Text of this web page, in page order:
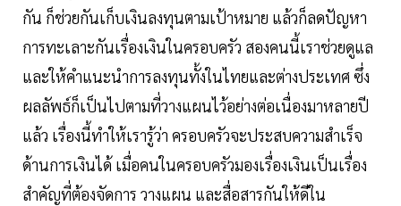
กัน ก็ช่วยกันเก็บเงินลงทุนตามเป้าหมาย แล้วก็ลดปัญหา
การทะเลาะกันเรื่องเงินในครอบครัว สองคนนี้เราช่วยดูแล
และให้คำแนะนำการลงทุนทั้งในไทยและต่างประเทศ ซึ่ง
ผลลัพธ์ก็เป็นไปตามที่วางแผนไว้อย่างต่อเนื่องมาหลายปี
แล้ว เรื่องนี้ทำให้เรารู้ว่า ครอบครัวจะประสบความสำเร็จ
ด้านการเงินได้ เมื่อคนในครอบครัวมองเรื่องเงินเป็นเรื่อง
สำคัญที่ต้องจัดการ วางแผน และสื่อสารกันให้ดีใน